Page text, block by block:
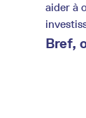
aider à
Bref,